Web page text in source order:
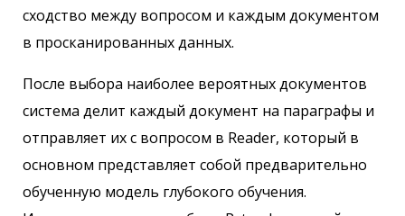
сходство между вопросом и каждым документом
в просканированных данных.
После выбора наиболее вероятных документов
система делит каждый документ на параграфы и
отправляет их с вопросом в Reader, который в
основном представляет собой предварительно
обученную модель глубокого обучения.